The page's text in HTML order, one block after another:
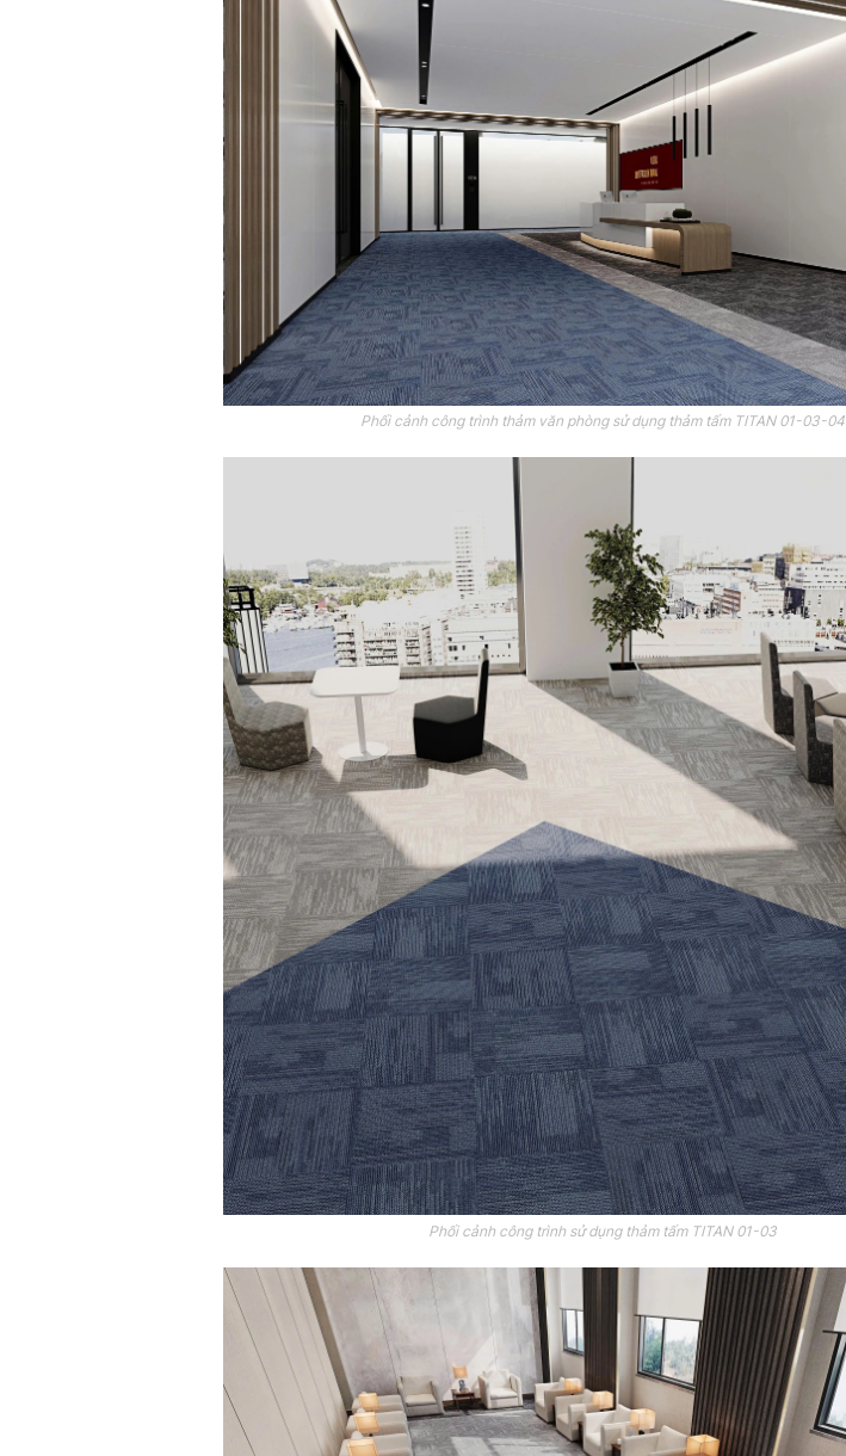
Phối cảnh công trình thảm văn phòng sử dụng thảm tấm TITAN 01-03-04
Phối cảnh công trình sử dụng thảm tấm TITAN 01-03